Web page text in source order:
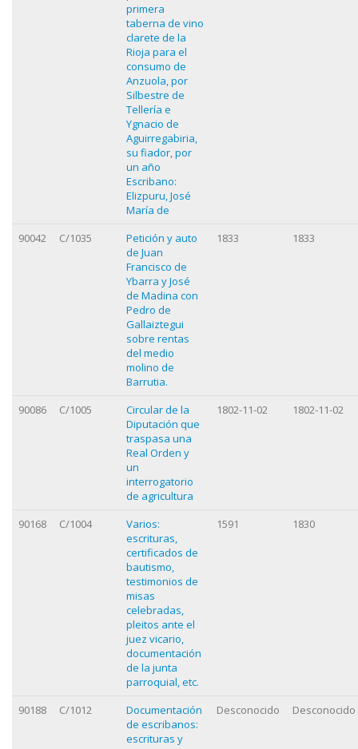
primera
taberna de vino
clarete de la
Rioja para el
consumo de
Anzuola, por
Silbestre de
Tellería e
Ygnacio de
Aguirregabiria,
su fiador, por
un año
Escribano:
Elizpuru, José
María de
90042 C/1035
Petición y auto
de Juan
Francisco de
Ybarra y José
de Madina con
Pedro de
Gallaiztegui
sobre rentas
del medio
molino de
Barrutia.
1833 1833
90086 C/1005
Circular de la
Diputación que
traspasa una
Real Orden y
un
interrogatorio
de agricultura
1802-11-02 1802-11-02
90168 C/1004
Varios:
escrituras,
certificados de
bautismo,
testimonios de
misas
celebradas,
pleitos ante el
juez vicario,
documentación
de la junta
parroquial, etc.
1591 1830
90188 C/1012
Documentación
de escribanos:
escrituras y
Desconocido Desconocido